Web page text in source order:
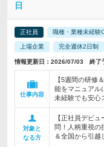
日
正社員 職種・業種未経験
上場企業 完全週休2日制
情報更新日：2026/07/03 終了
仕事内容
【5週間の研修
能をマニュアル
未経験でも安心
対象と
なる方
【正社員デビ
問！人柄重視
＆全国から引越